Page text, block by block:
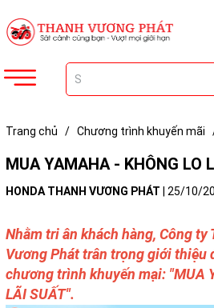
Trang chủ / Chương trình khuyến mãi
MUA YAMAHA - KHÔNG LO
HONDA THANH VƯƠNG PHÁT 25/10/
Nhằm tri ân khách hàng, Công ty
Vương Phát trân trọng giới thiệu
chương trình khuyến mại: "MUA
LÃI SUẤT".